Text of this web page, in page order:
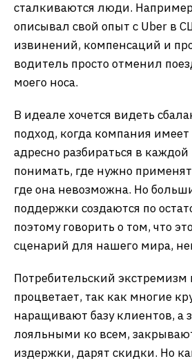
сталкиваются люди.
описывал свой опыт с Uber в
извинений, компенсаций и
водитель просто отменил
моего носа.
В идеале хочется видеть
подход, когда компания
адресно разбираться в
понимать, где нужно
где она невозможна. Но
поддержки создаются по
поэтому говорить о том, что
сценарий для нашего мира,
Потребительский
процветает, так как многие
наращивают базу клиентов, а
лояльными ко всем,
издержки, дарят скидки. Но